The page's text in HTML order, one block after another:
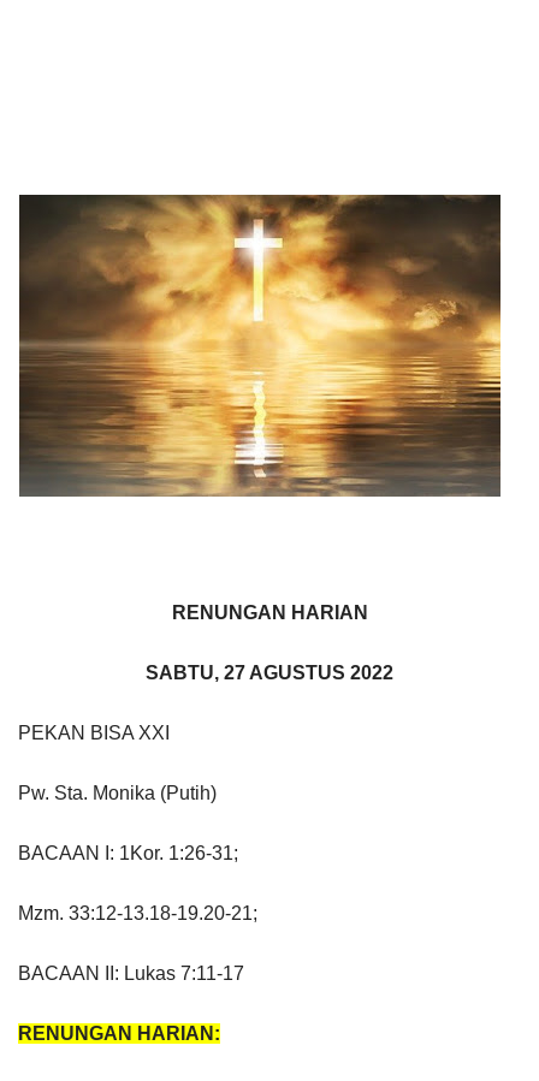
RENUNGAN HARIAN
SABTU, 27 AGUSTUS 2022
PEKAN BISA XXI
Pw. Sta. Monika (Putih)
BACAAN I: 1Kor. 1:26-31;
Mzm. 33:12-13.18-19.20-21;
BACAAN II: Lukas 7:11-17
RENUNGAN HARIAN: